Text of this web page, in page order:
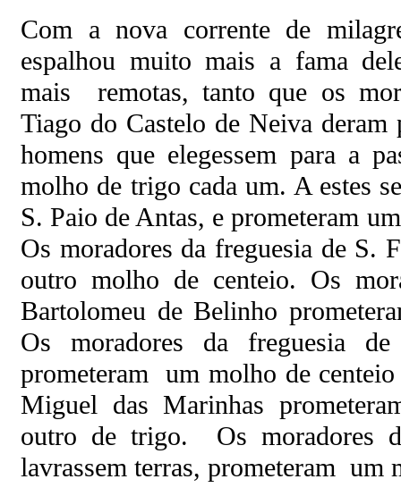
Com a nova corrente de
espalhou muito mais a fama
mais remotas, tanto que os
Tiago do Castelo de Neiva deram
homens que elegessem para a
molho de trigo cada um. A estes
S. Paio de Antas, e prometeram
Os moradores da freguesia de S.
outro molho de centeio. Os
Bartolomeu de Belinho
Os moradores da freguesia
prometeram um molho de
Miguel das Marinhas
outro de trigo. Os moradores
lavrassem terras, prometeram um